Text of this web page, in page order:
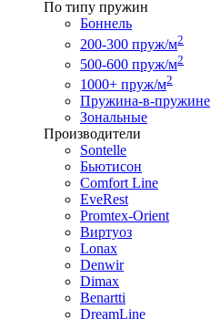
По типу пружин
Боннель
200-300 пруж/м2
500-600 пруж/м2
1000+ пруж/м2
Пружина-в-пружине
Зональные
Производители
Sontelle
Бьютисон
Comfort Line
EveRest
Promtex-Orient
Виртуоз
Lonax
Denwir
Dimax
Benartti
DreamLine